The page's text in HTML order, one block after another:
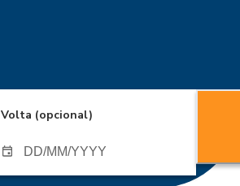
Volta (opcional)